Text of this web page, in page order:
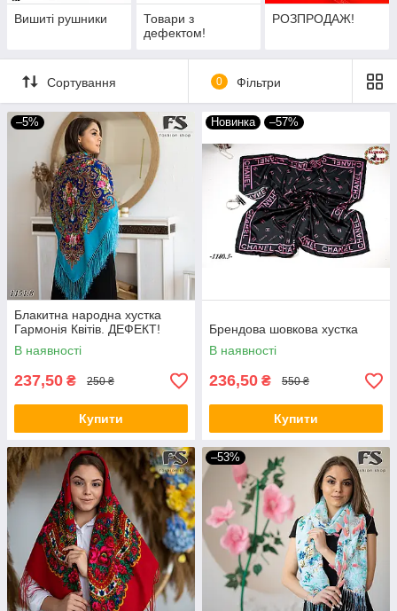
Вишиті рушники
Товари з
дефектом!
РОЗПРОДАЖ!
Сортування 0 Фільтри
–5%
Блакитна народна хустка
Гармонія Квітів. ДЕФЕКТ!
В наявності
237,50 ₴ 250 ₴
Купити
Новинка –57%
Брендова шовкова хустка
В наявності
236,50 ₴ 550 ₴
Купити
–53%